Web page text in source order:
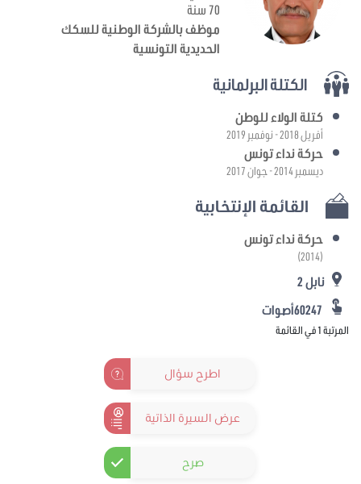
70 سنة
موظف بالشركة الوطنية للسكك
الحديدية التونسية
الكتلة البرلمانية
كتلة الولاء للوطن
أفريل 2018 - نوفمبر 2019
حركة نداء تونس
ديسمبر 2014 - جوان 2017
القائمة الإنتخابية
حركة نداء تونس
(2014)
نابل 2
المرتبة 1 في القائمة
اطرح سؤال
عرض السيرة الذاتية
صرح